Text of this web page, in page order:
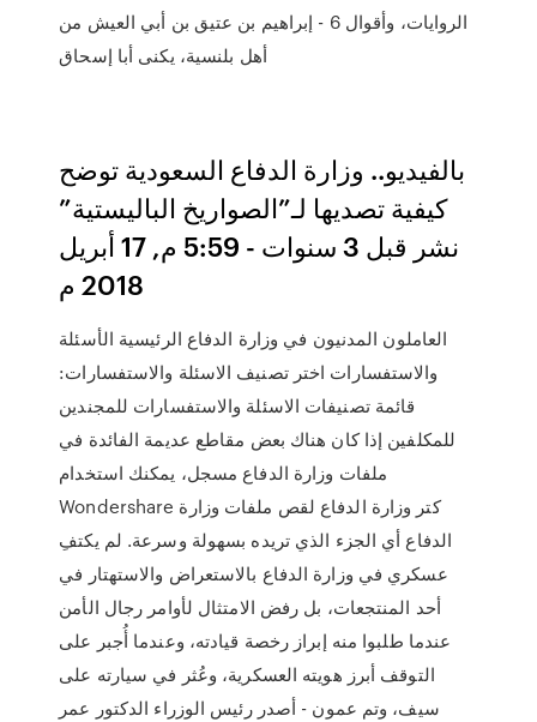
الروايات، وأقوال 6 - إبراهيم بن عتيق بن أبي العيش من
أهل بلنسية، يكنى أبا إسحاق
بالفيديو.. وزارة الدفاع السعودية توضح
كيفية تصديها لـ”الصواريخ الباليستية”
نشر قبل 3 سنوات - 5:59 م, 17 أبريل
2018 م
العاملون المدنيون في وزارة الدفاع الرئيسية الأسئلة
والاستفسارات اختر تصنيف الاسئلة والاستفسارات:
قائمة تصنيفات الاسئلة والاستفسارات للمجندين
للمكلفين إذا كان هناك بعض مقاطع عديمة الفائدة في
ملفات وزارة الدفاع مسجل، يمكنك استخدام
Wondershare كتر وزارة الدفاع لقص ملفات وزارة
الدفاع أي الجزء الذي تريده بسهولة وسرعة. لم يكتفِ
عسكري في وزارة الدفاع بالاستعراض والاستهتار في
أحد المنتجعات، بل رفض الامتثال لأوامر رجال الأمن
عندما طلبوا منه إبراز رخصة قيادته، وعندما أُجبر على
التوقف أبرز هويته العسكرية، وعُثر في سيارته على
سيف، وتم عمون - أصدر رئيس الوزراء الدكتور عمر